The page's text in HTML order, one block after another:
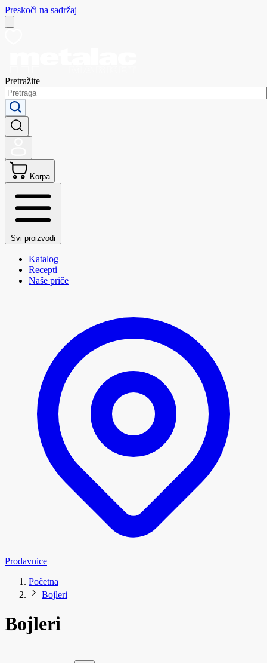
Preskoči na sadržaj
Pretražite
Korpa
Svi proizvodi
Katalog
Recepti
Naše priče
Prodavnice
Početna
Bojleri
Bojleri